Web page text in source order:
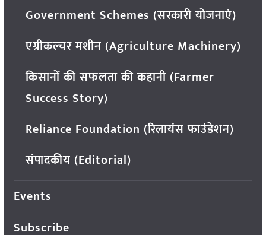
Government Schemes (सरकारी योजनाएं)
एग्रीकल्चर मशीन (Agriculture Machinery)
किसानों की सफलता की कहानी (Farmer
Success Story)
Reliance Foundation (रिलायंस फाउंडेशन)
संपादकीय (Editorial)
Events
Subscribe